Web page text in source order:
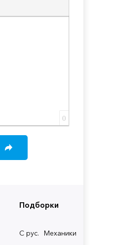
Подборки
С рус.
Механики
текста
цитаты
Вставка спойлера
0